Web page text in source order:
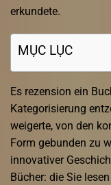
erkundete.
MỤC LỤC
Es rezension ein
Kategorisierung
weigerte, von den
Form gebunden zu
innovativer
Bücher: die Sie